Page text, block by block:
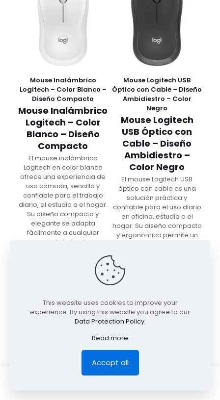
Mouse Inalámbrico
Logitech – Color Blanco –
Diseño Compacto
Mouse Inalámbrico
Logitech – Color
Blanco – Diseño
Compacto
El mouse inalámbrico
Logitech en color blanco
ofrece una experiencia de
uso cómoda, sencilla y
confiable para el trabajo
diario, el estudio o el hogar.
Su diseño compacto y
elegante se adapta
fácilmente a cualquier
espacio, brindando un
Gracias a su conectividad
y con total libertad,
manteniendo un
rendimiento constante
Es una opción práctica
para usuarios que buscan
funcionalidad, durabilidad y
Mouse Logitech USB
Óptico con Cable – Diseño
Ambidiestro – Color
Negro
Mouse Logitech
USB Óptico con
Cable – Diseño
Ambidiestro –
Color Negro
El mouse Logitech USB
óptico con cable es una
solución práctica y
confiable para el uso diario
en oficina, estudio o el
hogar. Su diseño compacto
y ergonómico permite un
Gracias a su sensor óptico
mouse ofrece un
desempeño estable sin
necesidad de instalar
software adicional. Es
principales sistemas
operativos y funciona de
forma inmediata al
This website uses cookies to improve your
experience. By using this website you agree to our
Data Protection Policy.
Read more
Accept all